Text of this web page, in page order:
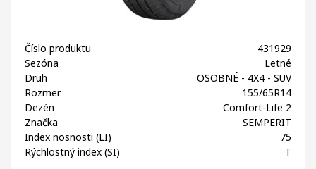
Číslo produktu
431929
Sezóna
Letné
Druh
OSOBNÉ - 4X4 - SUV
Rozmer
155/65R14
Dezén
Comfort-Life 2
Značka
SEMPERIT
Index nosnosti (LI)
75
Rýchlostný index (SI)
T